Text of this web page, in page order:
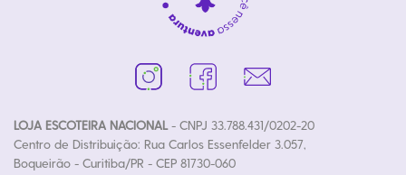
LOJA ESCOTEIRA NACIONAL- CNPJ 33.788.431/0202-20
Centro de Distribuição: Rua Carlos Essenfelder 3.057,
Boqueirão - Curitiba/PR - CEP 81730-060